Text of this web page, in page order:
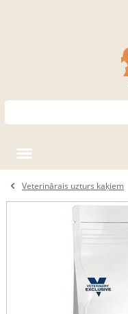
Veterinārais uzturs kaķiem